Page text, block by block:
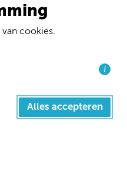
en Langdurige Zorg
Groningen
50 2e verdieping
cookies.
i
Alles accepteren